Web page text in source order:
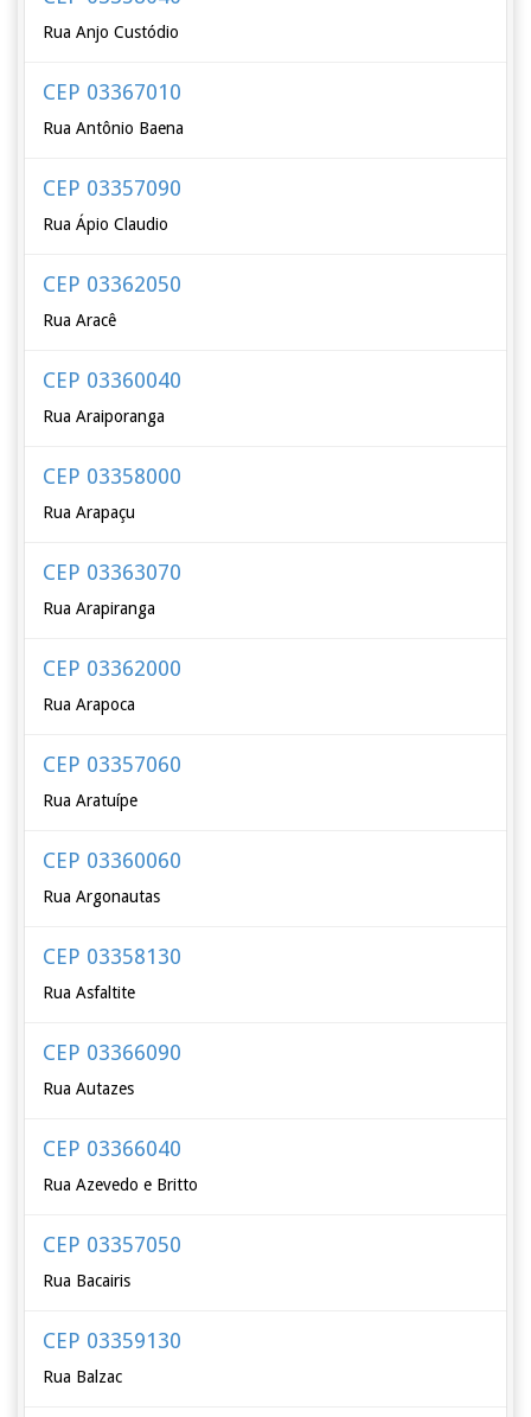
Rua Anjo Custódio
CEP 03367010
Rua Antônio Baena
CEP 03357090
Rua Ápio Claudio
CEP 03362050
Rua Aracê
CEP 03360040
Rua Araiporanga
CEP 03358000
Rua Arapaçu
CEP 03363070
Rua Arapiranga
CEP 03362000
Rua Arapoca
CEP 03357060
Rua Aratuípe
CEP 03360060
Rua Argonautas
CEP 03358130
Rua Asfaltite
CEP 03366090
Rua Autazes
CEP 03366040
Rua Azevedo e Britto
CEP 03357050
Rua Bacairis
CEP 03359130
Rua Balzac